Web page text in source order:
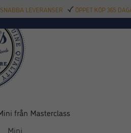
SNABBA LEVERANSER ÖPPET KÖP 365
KÖKSREDSKAP